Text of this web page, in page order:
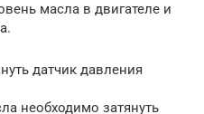
масла в двигателе и
датчик давления
необходимо затянуть